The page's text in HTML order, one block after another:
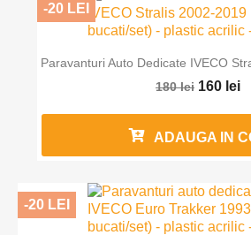
Paravanturi Auto Dedicate IVECO
180 lei 160 lei
-20 LEI
ADAUGA IN
-20 LEI